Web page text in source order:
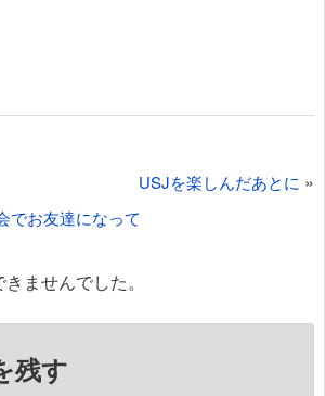
USJを楽しんだあとに »
でお友達になって
ませんでした。
残す